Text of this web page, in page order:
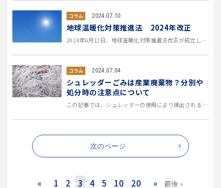
コラム 2024.07.10
地球温暖化対策推進法 2024年改正
2024年6月12日、地球温暖化対策推進法改正が成立し、6月19日に公布されました。一方、海洋再エネ法の改正案は、継続審...
コラム 2024.07.04
シュレッダーごみは産業廃棄物？分別や
処分時の注意点について
この記事では、シュレッダーの使用により排出される紙くずの分別や、シュレッダーごみとシュレッダーダストの違い、機密文書の処...
次のページ
« 1 2 3 4 5 10 20 » 最後 »